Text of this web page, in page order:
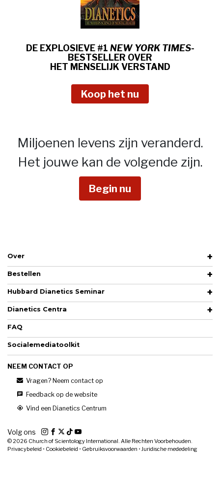
DE EXPLOSIEVE #1 NEW YORK TIMES-
BESTSELLER OVER
HET MENSELIJK VERSTAND
Koop het nu
Miljoenen levens zijn veranderd.
Het jouwe kan de volgende zijn.
Begin nu
Over
Bestellen
Hubbard Dianetics Seminar
Dianetics Centra
FAQ
Socialemediatoolkit
NEEM CONTACT OP
Vragen? Neem contact op
Feedback op de website
Vind een Dianetics Centrum
Volg ons
© 2026 Church of Scientology International. Alle Rechten Voorbehouden.
Privacybeleid • Cookiebeleid • Gebruiksvoorwaarden • Juridische mededeling